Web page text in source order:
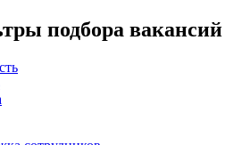
подбора вакансий